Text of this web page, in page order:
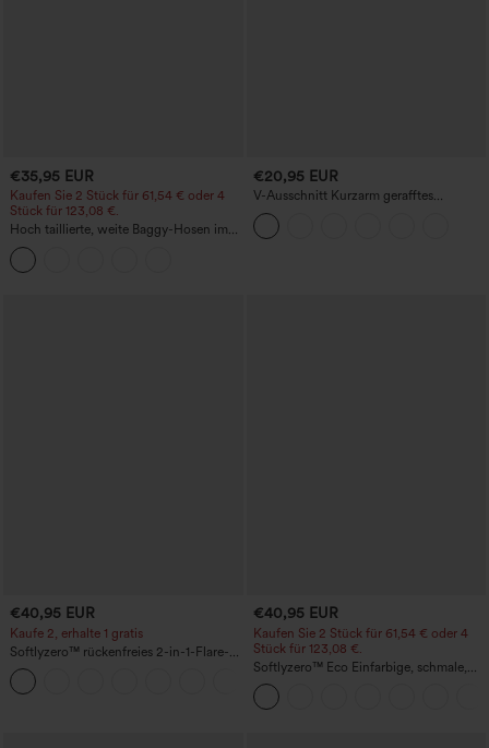
€35,95 EUR
Kaufen Sie 2 Stück für 61,54 € oder 4
Stück für 123,08 €.
Hoch taillierte, weite Baggy-Hosen im
Casual-Stil mit Taschen
€20,95 EUR
V-Ausschnitt Kurzarm gerafftes
schlichtes Freizeit-T-Shirt
€40,95 EUR
Kaufe 2, erhalte 1 gratis
Softlyzero™ rückenfreies 2-in-1-Flare-
Trainingskleid – Wannabe – Easy Peezy
€40,95 EUR
Kaufen Sie 2 Stück für 61,54 € oder 4
Stück für 123,08 €.
Softlyzero™ Eco Einfarbige, schmale,
hoch taillierte Wanderhose mit
mehreren Taschen